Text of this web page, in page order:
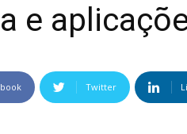
e
Twitter